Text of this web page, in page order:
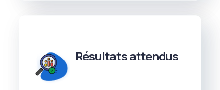
Résultats attendus